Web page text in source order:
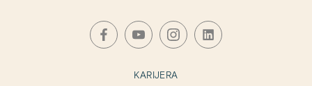
KARIJERA